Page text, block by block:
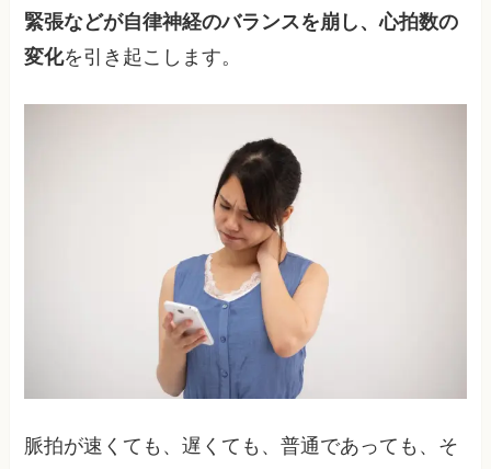
緊張などが自律神経のバランスを崩し、心拍数の
変化を引き起こします。
脈拍が速くても、遅くても、普通であっても、そ